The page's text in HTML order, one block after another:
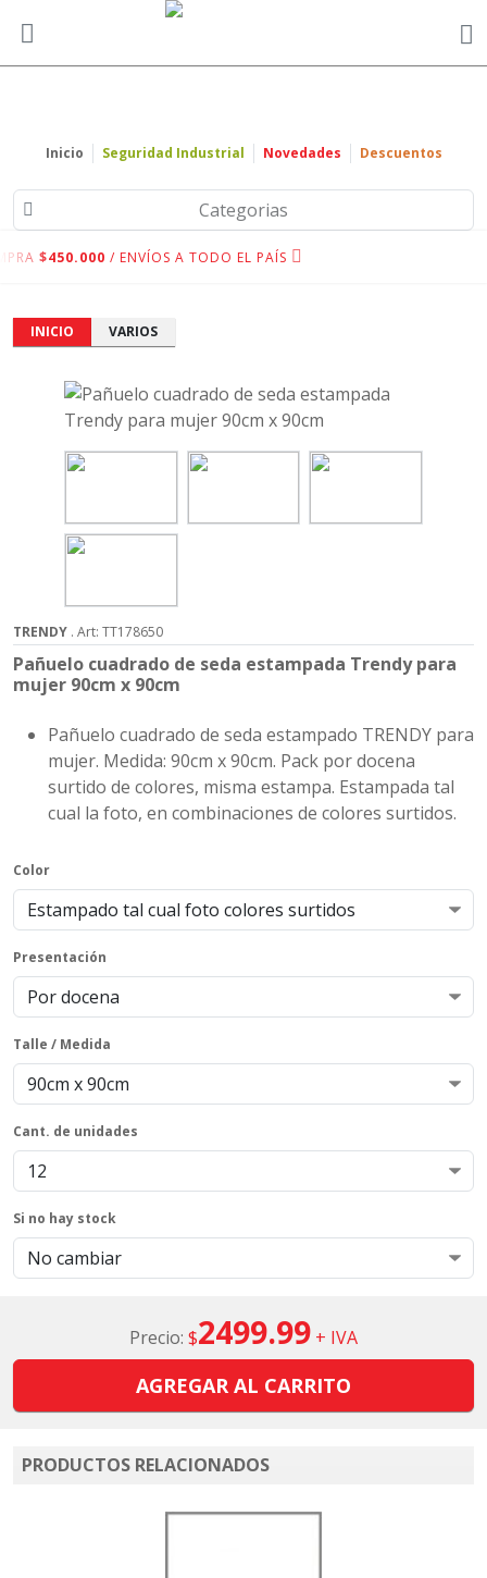
Inicio Seguridad Industrial Novedades Descuentos
Categorias
$450.000 / ENVÍOS A TODO EL PAÍS
INICIO VARIOS
TRENDY . Art: TT178650
Pañuelo cuadrado de seda estampada Trendy para
mujer 90cm x 90cm
Pañuelo cuadrado de seda estampado TRENDY para
mujer. Medida: 90cm x 90cm. Pack por docena
surtido de colores, misma estampa. Estampada tal
cual la foto, en combinaciones de colores surtidos.
Color
Presentación
Talle / Medida
Cant. de unidades
Si no hay stock
Precio: $2499.99 + IVA
AGREGAR AL CARRITO
PRODUCTOS RELACIONADOS